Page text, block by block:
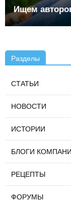
Ищем
Разделы
СТАТЬИ
НОВОСТИ
ИСТОРИИ
БЛОГИ
РЕЦЕПТЫ
ФОРУМЫ